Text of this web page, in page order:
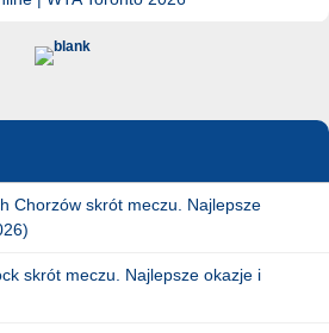
Chorzów skrót meczu. Najlepsze
skrót meczu. Najlepsze okazje i